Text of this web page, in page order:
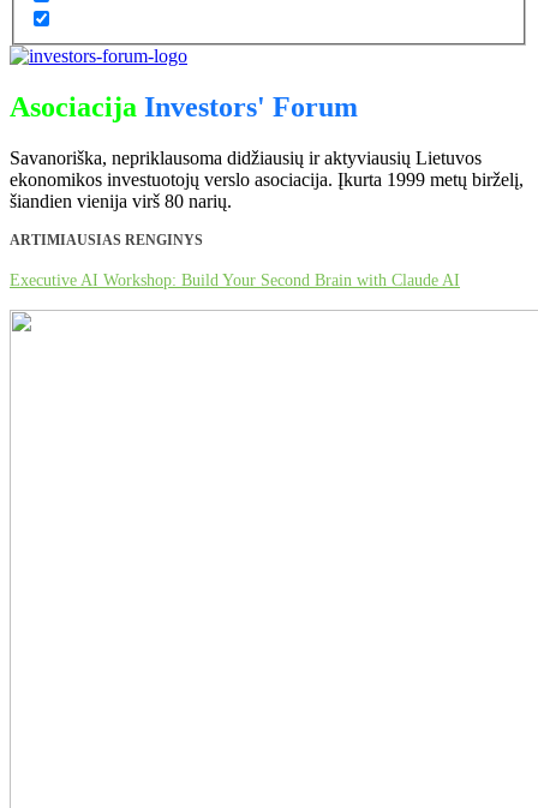
Asociacija Investors' Forum
Savanoriška, nepriklausoma didžiausių ir aktyviausių Lietuvos
ekonomikos investuotojų verslo asociacija. Įkurta 1999 metų birželį,
šiandien vienija virš 80 narių.
ARTIMIAUSIAS RENGINYS
Executive AI Workshop: Build Your Second Brain with Claude AI